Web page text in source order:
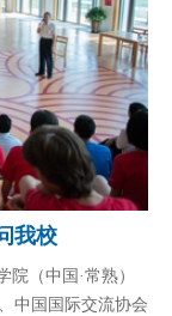
我校
（中国·常熟）
中国国际交流协会